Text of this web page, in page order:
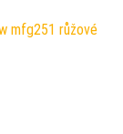
mfg251 růžové